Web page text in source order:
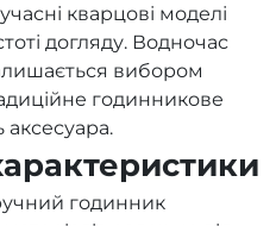
кварцові моделі
догляду. Водночас
вибором
годинникове
аксесуара.
годинник